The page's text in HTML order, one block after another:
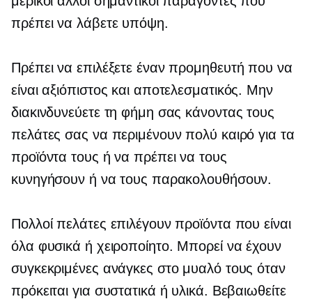
πρέπει να λάβετε υπόψη.
Πρέπει να επιλέξετε έναν προμηθευτή που να
είναι αξιόπιστος και αποτελεσματικός. Μην
διακινδυνεύετε τη φήμη σας κάνοντας τους
πελάτες σας να περιμένουν πολύ καιρό για τα
προϊόντα τους ή να πρέπει να τους
κυνηγήσουν ή να τους παρακολουθήσουν.
Πολλοί πελάτες επιλέγουν προϊόντα που είναι
όλα φυσικά ή χειροποίητο. Μπορεί να έχουν
συγκεκριμένες ανάγκες στο μυαλό τους όταν
πρόκειται για συστατικά ή υλικά. Βεβαιωθείτε